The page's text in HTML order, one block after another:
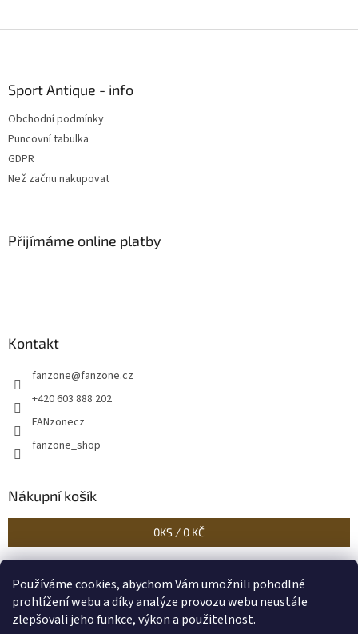
Používáme cookies, abychom Vám umožnili pohodlné
prohlížení webu a díky analýze provozu webu neustále
zlepšovali jeho funkce, výkon a použitelnost.
Sport Antique - info
Obchodní podmínky
Puncovní tabulka
GDPR
Než začnu nakupovat
Přijímáme online platby
Kontakt
fanzone@fanzone.cz
+420 603 888 202
FANzonecz
fanzone_shop
Nákupní košík
0KS / 0 KČ
Historické dokumenty Linoryty - nástěnky Blog Sportantique.cz